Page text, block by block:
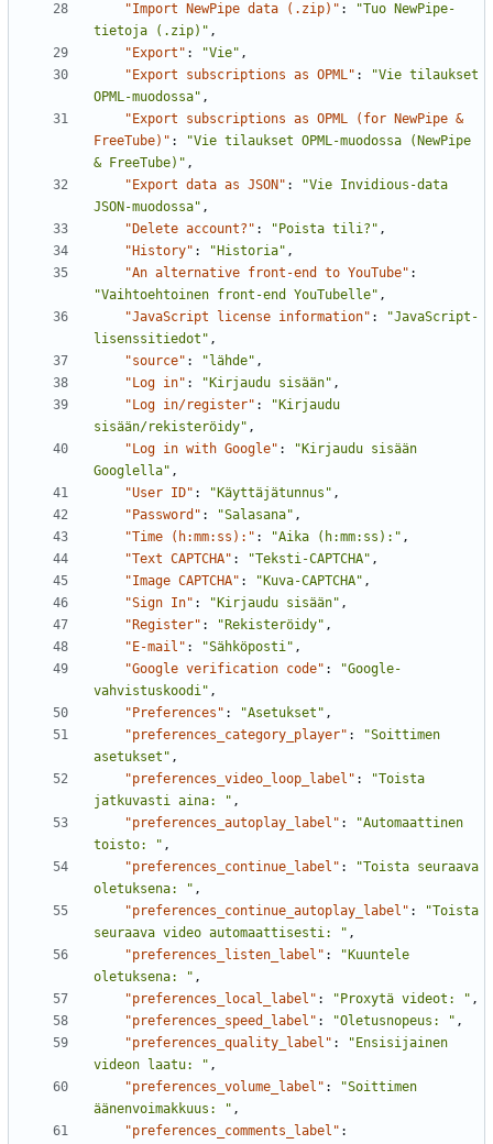
"Import NewPipe data (.zip)" :
"Tuo NewPipe-
tietoja (.zip)" ,
"Export" : "Vie" ,
"Export subscriptions as OPML" :
"Vie tilaukset
OPML-muodossa" ,
"Export subscriptions as OPML (for NewPipe &
FreeTube)" :
"Vie tilaukset OPML-muodossa (NewPipe
& FreeTube)" ,
"Export data as JSON" :
"Vie Invidious-data
JSON-muodossa" ,
"Delete account?" : "Poista tili?" ,
"History" : "Historia" ,
"An alternative front-end to YouTube" :
"Vaihtoehtoinen front-end YouTubelle" ,
"JavaScript license information" :
"JavaScript-
lisenssitiedot" ,
"source" : "lähde" ,
"Log in" : "Kirjaudu sisään" ,
"Log in/register" :
"Kirjaudu
sisään/rekisteröidy" ,
"Log in with Google" :
"Kirjaudu sisään
Googlella" ,
"User ID" : "Käyttäjätunnus" ,
"Password" : "Salasana" ,
"Time (h:mm:ss):" : "Aika (h:mm:ss):" ,
"Text CAPTCHA" : "Teksti-CAPTCHA" ,
"Image CAPTCHA" : "Kuva-CAPTCHA" ,
"Sign In" : "Kirjaudu sisään" ,
"Register" : "Rekisteröidy" ,
"E-mail" : "Sähköposti" ,
"Google verification code" :
"Google-
vahvistuskoodi" ,
"Preferences" : "Asetukset" ,
"preferences_category_player" :
"Soittimen
asetukset" ,
"preferences_video_loop_label" :
"Toista
jatkuvasti aina: " ,
"preferences_autoplay_label" :
"Automaattinen
toisto: " ,
"preferences_continue_label" :
"Toista seuraava
oletuksena: " ,
"preferences_continue_autoplay_label" :
"Toista
seuraava video automaattisesti: " ,
"preferences_listen_label" :
"Kuuntele
oletuksena: " ,
"preferences_local_label" : "Proxytä videot: " ,
"preferences_speed_label" : "Oletusnopeus: " ,
"preferences_quality_label" :
"Ensisijainen
videon laatu: " ,
"preferences_volume_label" :
"Soittimen
äänenvoimakkuus: " ,
"preferences_comments_label" :